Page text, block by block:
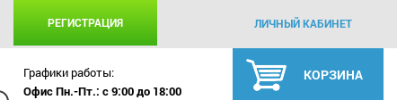
РЕГИСТРАЦИЯ ЛИЧНЫЙ КАБИНЕТ
Графики работы:
Офис Пн.-Пт.: с 9:00 до 18:00
КОРЗИНА